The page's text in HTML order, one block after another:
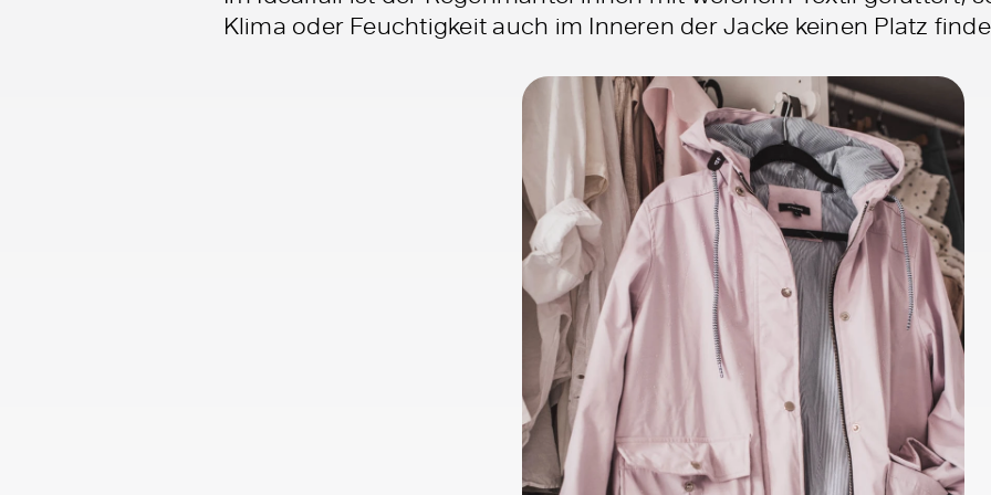
Klima oder Feuchtigkeit auch im Inneren der Jacke keinen Platz